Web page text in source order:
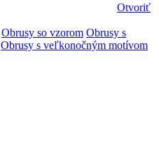
Otvoriť
Obrusy so vzorom Obrusy s
Obrusy s veľkonočným motívom